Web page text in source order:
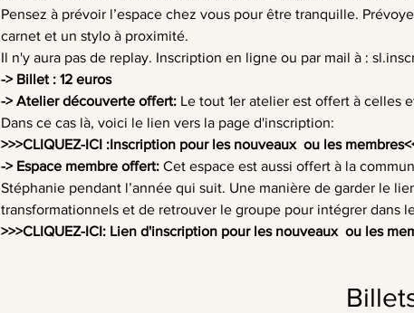
Pensez à prévoir l’espace chez vous pour être tranquille.
carnet et un stylo à proximité.
Il n'y aura pas de replay. Inscription en ligne ou par mail à :
-> Billet : 12 euros
-> Atelier découverte offert: Le tout 1er atelier est offert à celles
Dans ce cas là, voici le lien vers la page d'inscription:
>>>CLIQUEZ-ICI :Inscription pour les nouveaux  ou les membres
-> Espace membre offert: Cet espace est aussi offert à la
Stéphanie pendant l’année qui suit. Une manière de garder le
transformationnels et de retrouver le groupe pour intégrer dans
>>>CLIQUEZ-ICI: Lien d'inscription pour les nouveaux  ou les